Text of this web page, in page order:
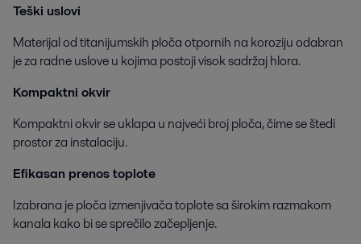
Teški uslovi
Materijal od titanijumskih ploča otpornih na koroziju odabran
je za radne uslove u kojima postoji visok sadržaj hlora.
Kompaktni okvir
Kompaktni okvir se uklapa u najveći broj ploča, čime se štedi
prostor za instalaciju.
Efikasan prenos toplote
Izabrana je ploča izmenjivača toplote sa širokim razmakom
kanala kako bi se sprečilo začepljenje.